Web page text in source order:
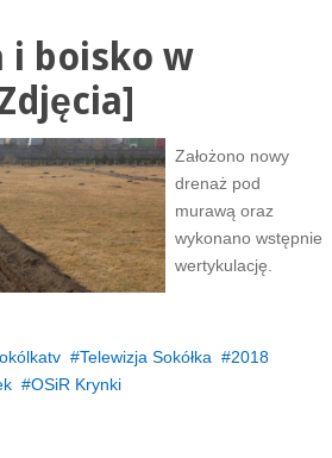
i boisko w
Założono nowy
drenaż pod
murawą oraz
wykonano wstępnie
wertykulację.
Telewizja Sokółka
2018
OSiR Krynki